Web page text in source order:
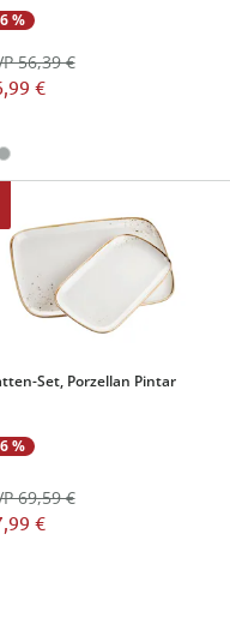
%
€
56,39 €
Set, Porzellan Pintar
%
€
69,59 €